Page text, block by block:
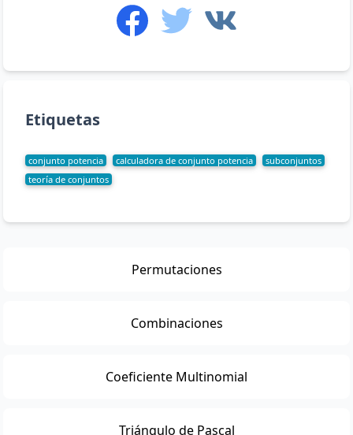
Etiquetas
conjunto potencia calculadora de conjunto potencia
subconjuntos
teoría de conjuntos
Permutaciones
Combinaciones
Coeficiente Multinomial
Triángulo de Pascal